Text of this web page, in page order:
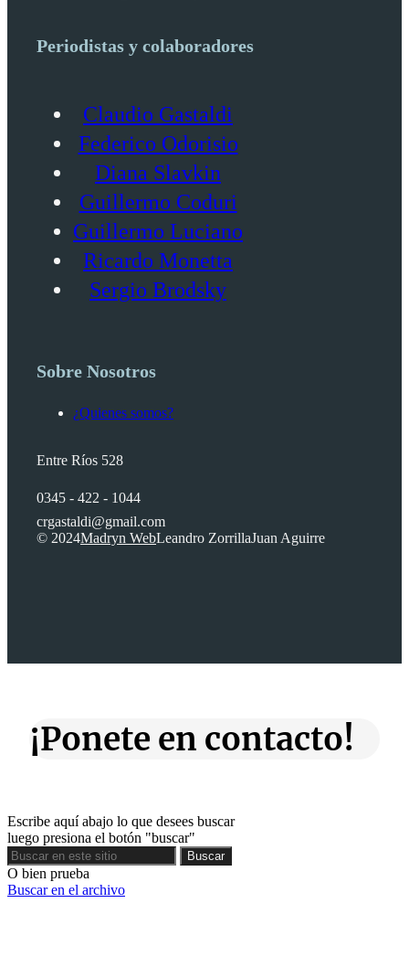
Periodistas y colaboradores
Claudio Gastaldi
Federico Odorisio
Diana Slavkin
Guillermo Coduri
Guillermo Luciano
Ricardo Monetta
Sergio Brodsky
Sobre Nosotros
¿Quienes somos?
Entre Ríos 528
0345 - 422 - 1044
crgastaldi@gmail.com
© 2024Madryn WebLeandro ZorrillaJuan Aguirre
¡Ponete en contacto!
Escribe aquí abajo lo que desees buscar
luego presiona el botón "buscar"
Buscar
Buscar
O bien prueba
Buscar en el archivo